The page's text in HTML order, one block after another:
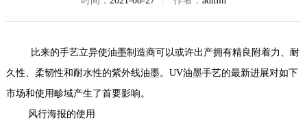
比来的手艺立异使油墨制造商可以或许出产拥有精良附着力、耐
久性、柔韧性和耐水性的紫外线油墨。UV油墨手艺的最新进展对如下
市场和使用畛域产生了首要影响。
风行海报的使用